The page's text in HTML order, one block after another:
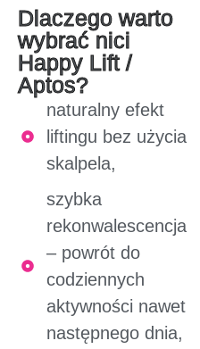
Dlaczego warto
wybrać nici
Happy Lift /
Aptos?
naturalny efekt
liftingu bez użycia
skalpela,
szybka
rekonwalescencja
– powrót do
codziennych
aktywności nawet
następnego dnia,